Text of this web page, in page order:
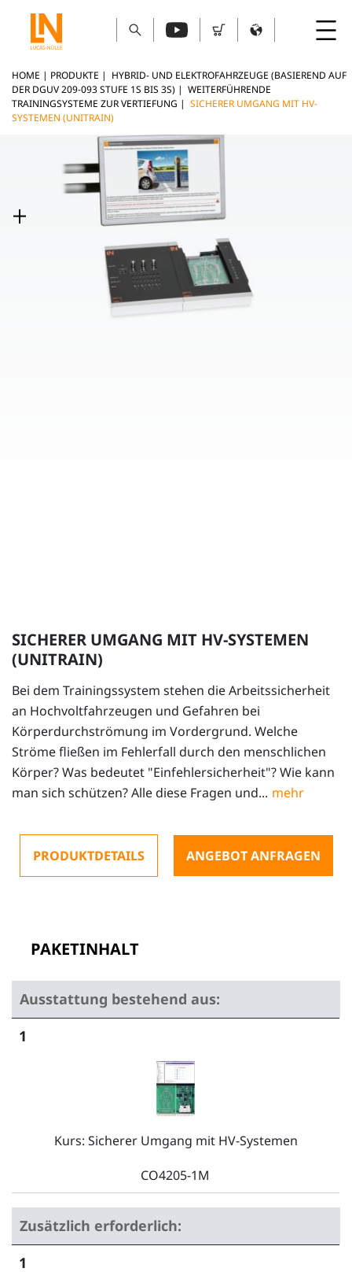
HOME | PRODUKTE | HYBRID- UND ELEKTROFAHRZEUGE (BASIEREND AUF
DER DGUV 209-093 STUFE 1S BIS 3S) | WEITERFÜHRENDE
TRAININGSYSTEME ZUR VERTIEFUNG | SICHERER UMGANG MIT HV-
SYSTEMEN (UNITRAIN)
SICHERER UMGANG MIT HV-SYSTEMEN
(UNITRAIN)
Bei dem Trainingssystem stehen die Arbeitssicherheit
an Hochvoltfahrzeugen und Gefahren bei
Körperdurchströmung im Vordergrund. Welche
Ströme fließen im Fehlerfall durch den menschlichen
Körper? Was bedeutet "Einfehlersicherheit"? Wie kann
man sich schützen? Alle diese Fragen und...
PRODUKTDETAILS ANGEBOT ANFRAGEN
PAKETINHALT
Ausstattung bestehend aus:
1
Kurs: Sicherer Umgang mit HV-Systemen
CO4205-1M
Zusätzlich erforderlich:
1